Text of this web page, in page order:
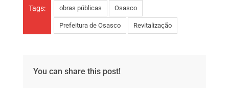
Tags: obras públicas Osasco
Prefeitura de Osasco Revitalização
You can share this post!